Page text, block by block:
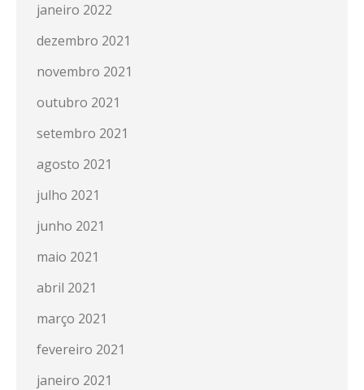
janeiro 2022
dezembro 2021
novembro 2021
outubro 2021
setembro 2021
agosto 2021
julho 2021
junho 2021
maio 2021
abril 2021
março 2021
fevereiro 2021
janeiro 2021